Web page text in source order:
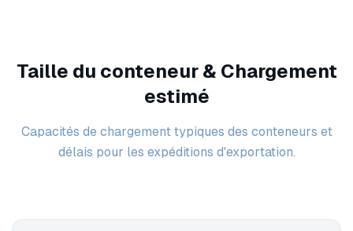
Taille du conteneur & Chargement
estimé
Capacités de chargement typiques des conteneurs et
délais pour les expéditions d'exportation.